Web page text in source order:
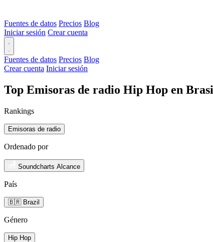
Fuentes de datos Precios Blog
Iniciar sesión Crear cuenta
Fuentes de datos Precios Blog
Crear cuenta Iniciar sesión
Top Emisoras de radio Hip Hop en
Rankings
Emisoras de radio
Ordenado por
Soundcharts Alcance
País
🇧🇷 Brazil
Género
Hip Hop